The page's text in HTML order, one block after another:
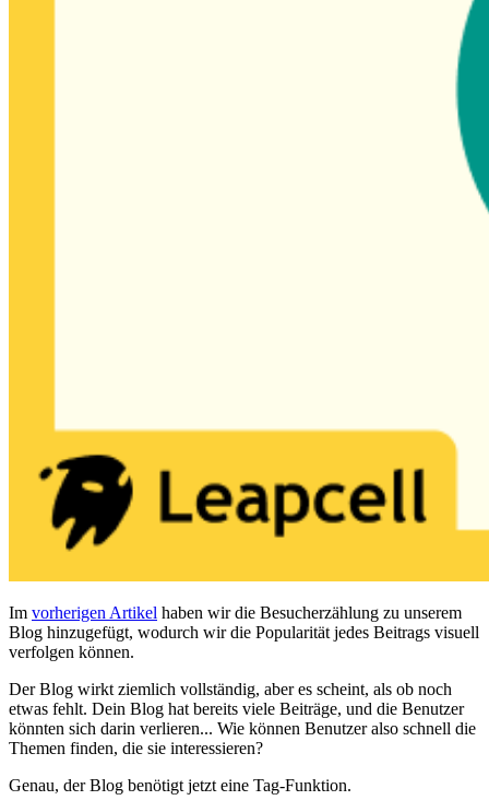
Im vorherigen Artikel haben wir die Besucherzählung zu unserem
Blog hinzugefügt, wodurch wir die Popularität jedes Beitrags visuell
verfolgen können.
Der Blog wirkt ziemlich vollständig, aber es scheint, als ob noch
etwas fehlt. Dein Blog hat bereits viele Beiträge, und die Benutzer
könnten sich darin verlieren... Wie können Benutzer also schnell die
Themen finden, die sie interessieren?
Genau, der Blog benötigt jetzt eine Tag-Funktion.